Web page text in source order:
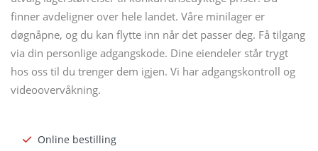
finner avdeligner over hele landet. Våre minilager er
døgnåpne, og du kan flytte inn når det passer deg. Få tilgang
via din personlige adgangskode. Dine eiendeler står trygt
hos oss til du trenger dem igjen. Vi har adgangskontroll og
videoovervåkning.
Online bestilling